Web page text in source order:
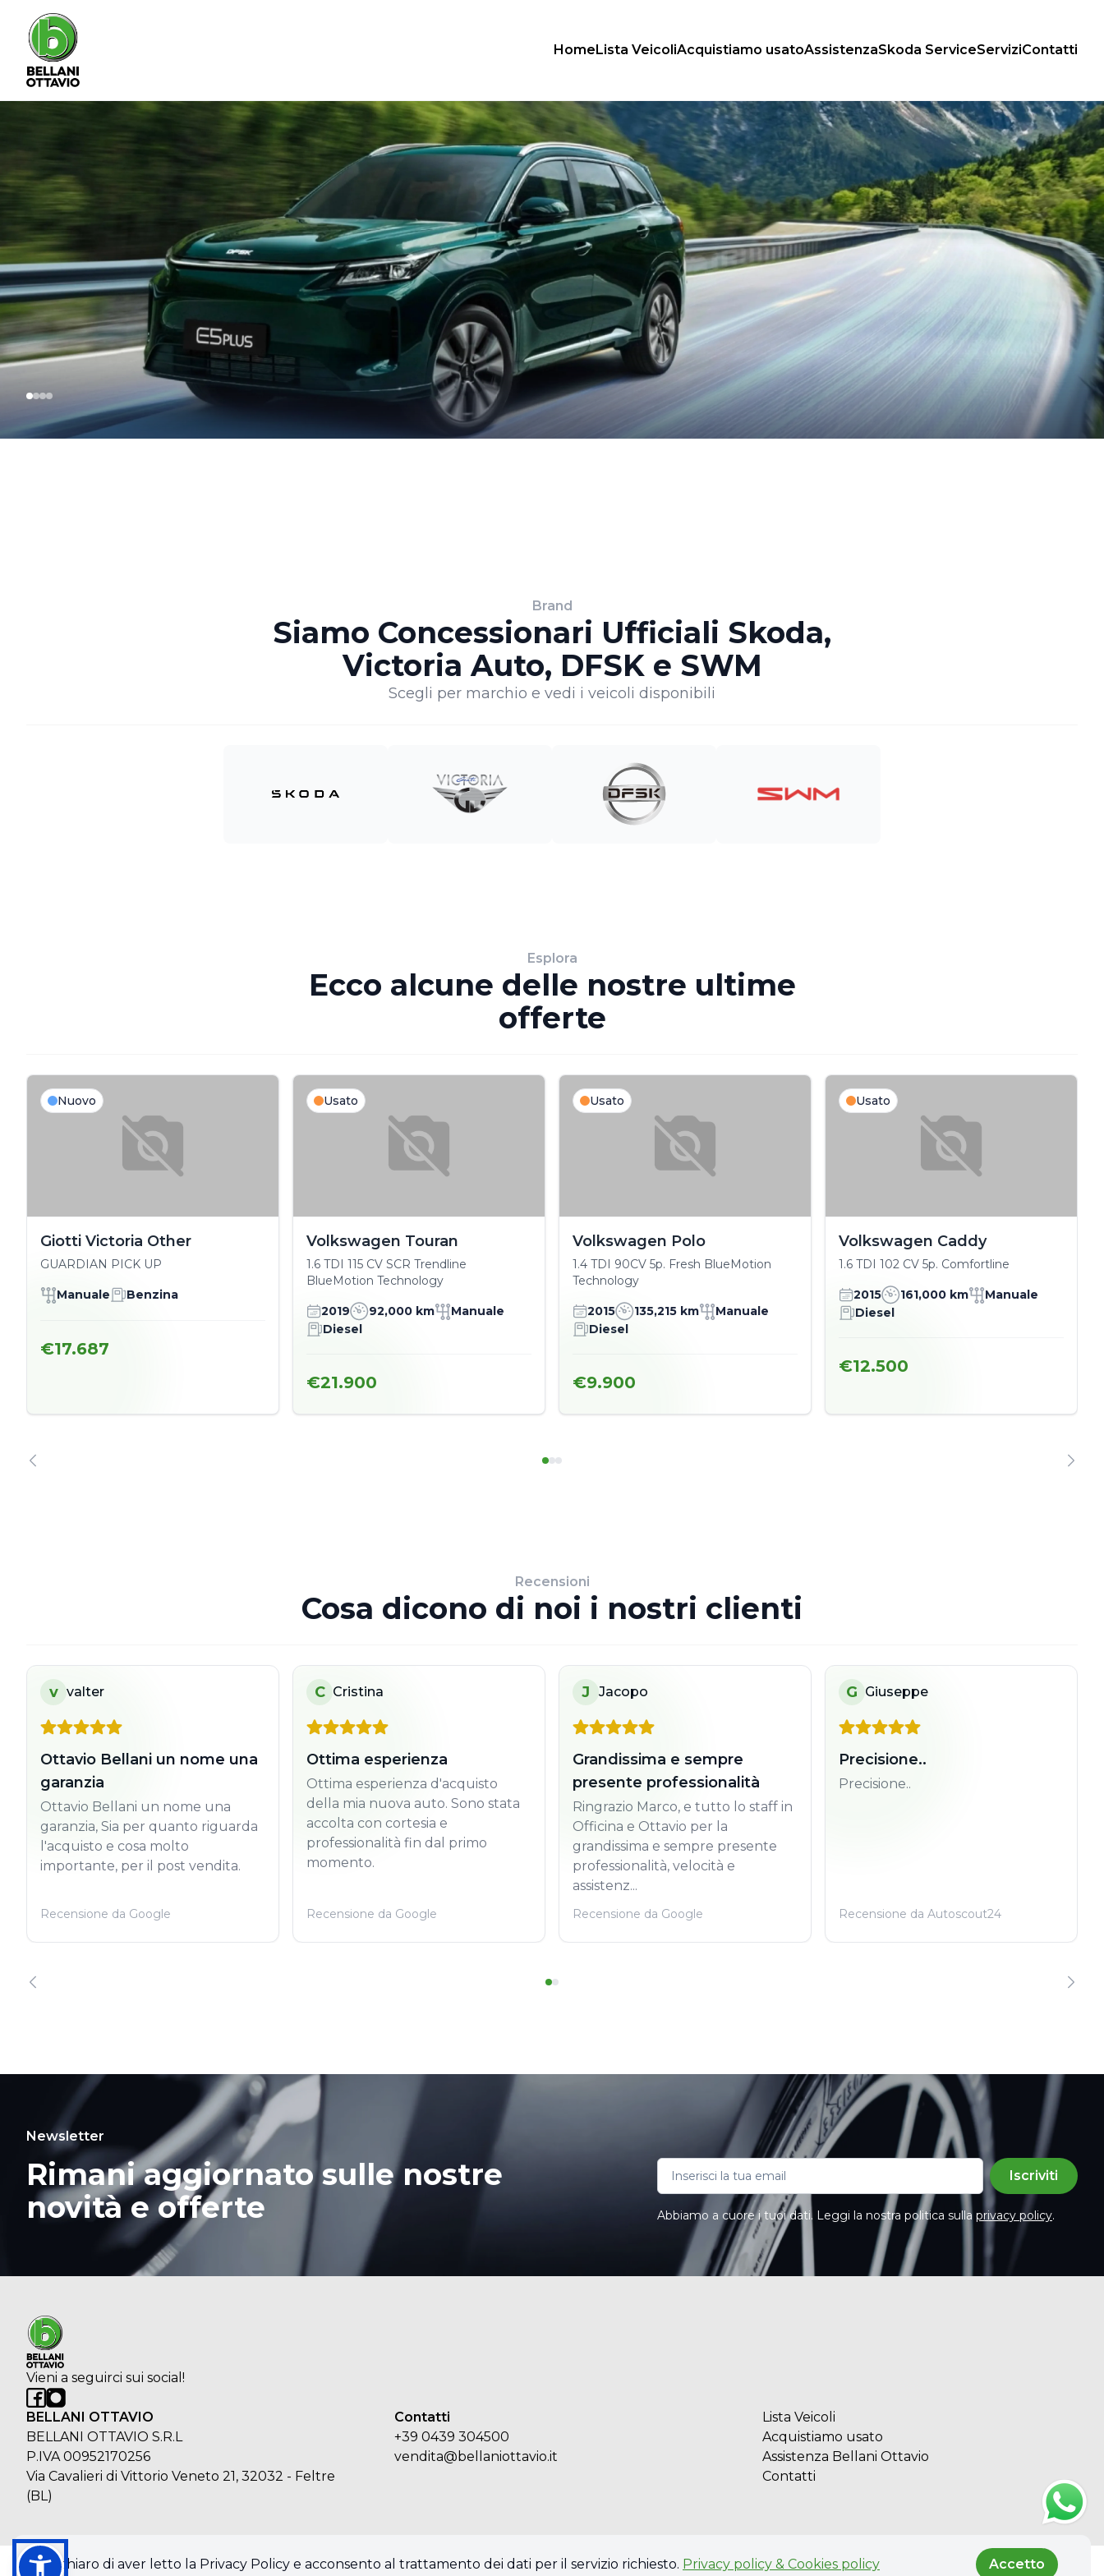
HomeLista VeicoliAcquistiamo usatoAssistenzaSkoda ServiceServiziContatti
Brand
Siamo Concessionari Ufficiali Skoda,
Victoria Auto, DFSK e SWM
Scegli per marchio e vedi i veicoli disponibili
Esplora
Ecco alcune delle nostre ultime
offerte
Nuovo
Giotti Victoria Other
GUARDIAN PICK UP
Manuale Benzina
€17.687
Usato
Volkswagen Touran
1.6 TDI 115 CV SCR Trendline
BlueMotion Technology
2019 92,000 km
Manuale
Diesel
€21.900
Usato
Volkswagen Polo
1.4 TDI 90CV 5p. Fresh BlueMotion
Technology
2015 135,215 km
Manuale
Diesel
€9.900
Usato
Volkswagen Caddy
1.6 TDI 102 CV 5p. Comfortline
2015 161,000 km
Manuale
Diesel
€12.500
Recensioni
Cosa dicono di noi i nostri clienti
v valter
Ottavio Bellani un nome una
garanzia
Ottavio Bellani un nome una
garanzia, Sia per quanto riguarda
l'acquisto e cosa molto
importante, per il post vendita.
Recensione da Google
C Cristina
Ottima esperienza
Ottima esperienza d'acquisto
della mia nuova auto. Sono stata
accolta con cortesia e
professionalità fin dal primo
momento.
Recensione da Google
J Jacopo
Grandissima e sempre
presente professionalità
Ringrazio Marco, e tutto lo staff in
Officina e Ottavio per la
grandissima e sempre presente
professionalità, velocità e
assistenz...
Recensione da Google
G Giuseppe
Precisione..
Precisione..
Recensione da Autoscout24
Newsletter
Rimani aggiornato sulle nostre
novità e offerte
Iscriviti
Abbiamo a cuore i tuoi dati. Leggi la nostra politica sulla privacy policy.
Vieni a seguirci sui social!
BELLANI OTTAVIO
BELLANI OTTAVIO S.R.L
P.IVA 00952170256
Via Cavalieri di Vittorio Veneto 21, 32032 - Feltre
(BL)
Contatti
+39 0439 304500
vendita@bellaniottavio.it
Lista Veicoli
Acquistiamo usato
Assistenza Bellani Ottavio
Contatti
Dichiaro di aver letto la Privacy Policy e acconsento al trattamento dei dati per il servizio richiesto. Privacy policy & Cookies policy Accetto